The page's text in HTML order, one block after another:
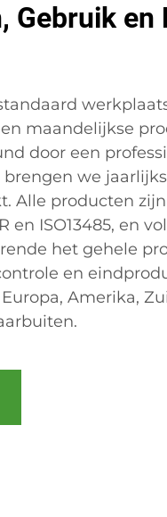
Gebruik en
maandelijkse
door een
we jaarlijks
Alle producten zijn
en ISO13485, en
het gehele
en
Amerika,